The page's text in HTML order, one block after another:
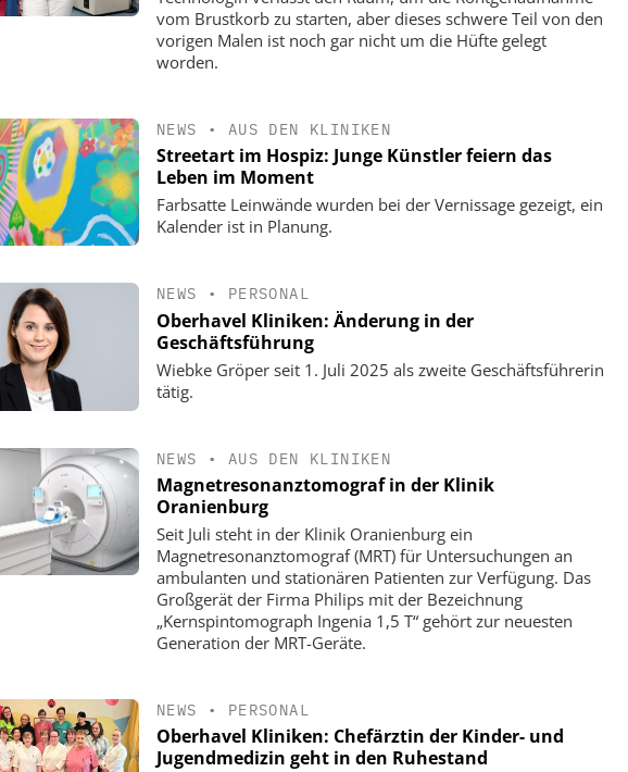
vom Brustkorb zu starten, aber dieses schwere Teil von den
vorigen Malen ist noch gar nicht um die Hüfte gelegt
worden.
NEWS • AUS DEN KLINIKEN
Streetart im Hospiz: Junge Künstler feiern das
Leben im Moment
Farbsatte Leinwände wurden bei der Vernissage gezeigt, ein
Kalender ist in Planung.
NEWS • PERSONAL
Oberhavel Kliniken: Änderung in der
Geschäftsführung
Wiebke Gröper seit 1. Juli 2025 als zweite Geschäftsführerin
tätig.
NEWS • AUS DEN KLINIKEN
Magnetresonanztomograf in der Klinik
Oranienburg
Seit Juli steht in der Klinik Oranienburg ein
Magnetresonanztomograf (MRT) für Untersuchungen an
ambulanten und stationären Patienten zur Verfügung. Das
Großgerät der Firma Philips mit der Bezeichnung
„Kernspintomograph Ingenia 1,5 T“ gehört zur neuesten
Generation der MRT-Geräte.
NEWS • PERSONAL
Oberhavel Kliniken: Chefärztin der Kinder- und
Jugendmedizin geht in den Ruhestand